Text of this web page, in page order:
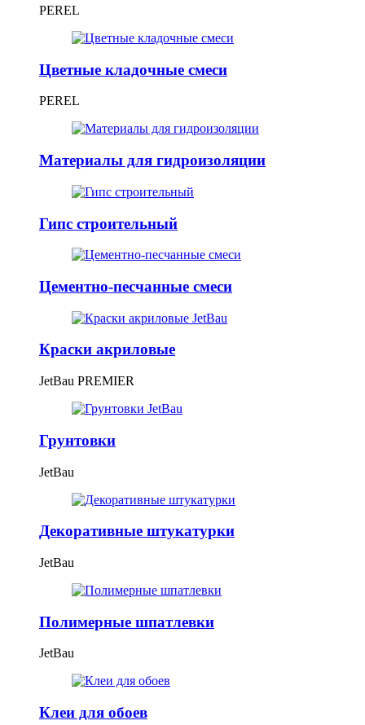
PEREL
Цветные кладочные смеси
PEREL
Материалы для гидроизоляции
Гипс строительный
Цементно-песчанные смеси
Краски акриловые
JetBau PREMIER
Грунтовки
JetBau
Декоративные штукатурки
JetBau
Полимерные шпатлевки
JetBau
Клеи для обоев